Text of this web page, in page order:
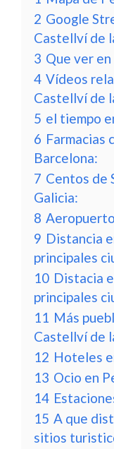
2 Google
Castellví de
3 Que ver
4 Vídeos
Castellví de
5 el tiempo
6 Farmacias
Barcelona:
7 Centos de
Galicia:
8
9 Distancia
principales
10 Distacia
principales
11 Más
Castellví de
12 Hoteles
13 Ocio en
14
15 A que
sitios